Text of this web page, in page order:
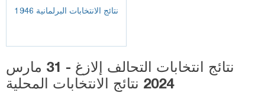
نتائج الانتخابات البرلمانية 1946
نتائج انتخابات التحالف إلازغ - 31 مارس
2024 نتائج الانتخابات المحلية